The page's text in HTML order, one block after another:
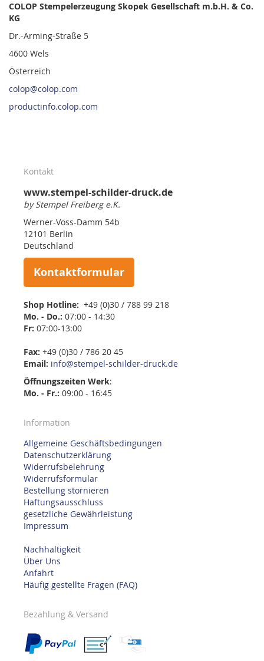
COLOP Stempelerzeugung Skopek Gesellschaft m.b.H. & Co.
KG
Dr.-Arming-Straße 5
4600 Wels
Österreich
colop@colop.com
productinfo.colop.com
Kontakt
www.stempel-schilder-druck.de
by Stempel Freiberg e.K.
Werner-Voss-Damm 54b
12101 Berlin
Deutschland
Kontaktformular
Shop Hotline: +49 (0)30 / 788 99 218
Mo. - Do.: 07:00 - 14:30
Fr: 07:00-13:00
Fax: +49 (0)30 / 786 20 45
Email: info@stempel-schilder-druck.de
Öffnungszeiten Werk:
Mo. - Fr.: 09:00 - 16:45
Information
Allgemeine Geschäftsbedingungen
Datenschutzerklärung
Widerrufsbelehrung
Widerrufsformular
Bestellung stornieren
Haftungsausschluss
gesetzliche Gewährleistung
Impressum
Nachhaltigkeit
Über Uns
Anfahrt
Häufig gestellte Fragen (FAQ)
Bezahlung & Versand